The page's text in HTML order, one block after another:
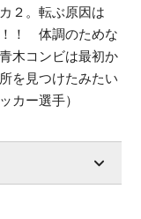
２。転ぶ原因は
！ 体調のためな
木コンビは最初か
を見つけたみたい
カー選手）